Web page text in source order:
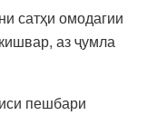
сатҳи омодагии
аз ҷумла
пешбари